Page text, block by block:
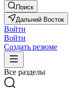
Поиск
Дальний Восток
Войти
Войти
Создать резюме
Все разделы